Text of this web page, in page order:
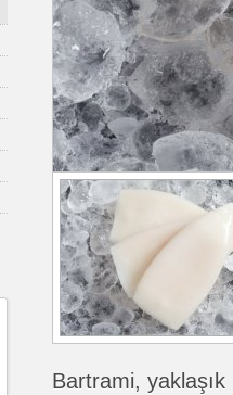
Bartrami,